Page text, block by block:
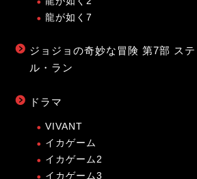
龍が如く7
ジョジョの奇妙な冒険 第7部 ス
ル・ラン
ドラマ
VIVANT
イカゲーム
イカゲーム2
イカゲーム3